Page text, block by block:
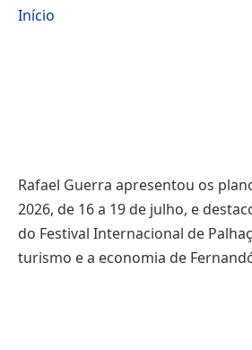
Início
Rafael Guerra apresentou os
2026, de 16 a 19 de julho, e
do Festival Internacional de
turismo e a economia de